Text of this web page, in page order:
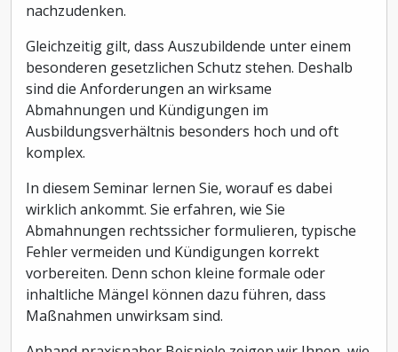
nachzudenken.
Gleichzeitig gilt, dass Auszubildende unter einem
besonderen gesetzlichen Schutz stehen. Deshalb
sind die Anforderungen an wirksame
Abmahnungen und Kündigungen im
Ausbildungsverhältnis besonders hoch und oft
komplex.
In diesem Seminar lernen Sie, worauf es dabei
wirklich ankommt. Sie erfahren, wie Sie
Abmahnungen rechtssicher formulieren, typische
Fehler vermeiden und Kündigungen korrekt
vorbereiten. Denn schon kleine formale oder
inhaltliche Mängel können dazu führen, dass
Maßnahmen unwirksam sind.